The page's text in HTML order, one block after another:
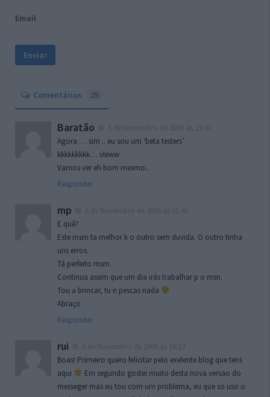
Email
Comentários 25
Baratão
Agora … sim .. eu sou um ‘beta testers’
kkkkkkkkk… vleww
Vamos ver eh bom mesmo..
Responder
mp
E quê?
Este msm ta melhor k o outro sem duvida. O outro tinha
uns erros.
Tá perfeito msm.
Continua assim que um dia irás trabalhar p o msn.
Tou a brincar, tu n pescas nada
Abraço
Responder
rui
Boas! Primeiro quero felicitar pelo exelente blog que tens
aqui
Em segundo gostei muito desta nova versao do
messeger mas eu tou com um problema, eu que so uso o